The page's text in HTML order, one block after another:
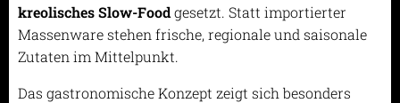
kreolisches Slow-Foodgesetzt. Statt importierter
Massenware stehen frische, regionale und saisonale
Zutaten im Mittelpunkt.
Das gastronomische Konzept zeigt sich besonders